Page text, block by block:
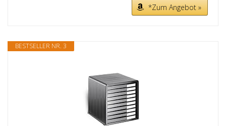
*Zum Angebot »
BESTSELLER NR. 3